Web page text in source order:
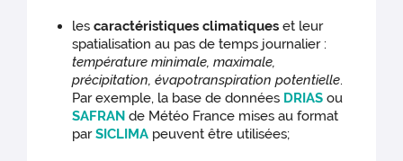
lescaractéristiques climatiques et leur
spatialisation au pas de temps journalier :
température minimale, maximale,
précipitation, évapotranspiration potentielle.
Par exemple, la base de données DRIASou
SAFRANde Météo France mises au format
parSICLIMA peuvent être utilisées;